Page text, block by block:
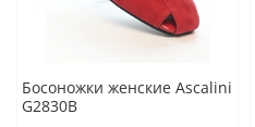
Босоножки женские Ascalini
G2830B